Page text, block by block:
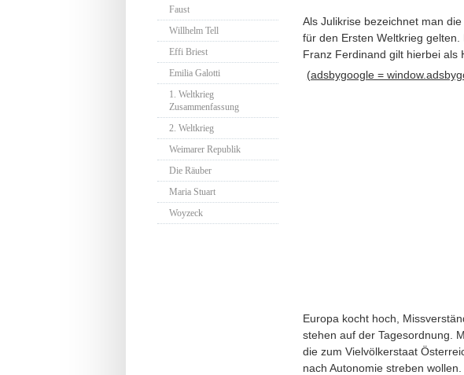
Faust
Willhelm Tell
Effi Briest
Emilia Galotti
1. Weltkrieg
Zusammenfassung
2. Weltkrieg
Weimarer Republik
Die Räuber
Maria Stuart
Woyzeck
Als Julikrise bezeichnet man
für den Ersten Weltkrieg
Franz Ferdinand gilt hierbei als
(adsbygoogle =
Europa kocht hoch,
stehen auf der Tagesordnung.
die zum Vielvölkerstaat
nach Autonomie streben wollen.